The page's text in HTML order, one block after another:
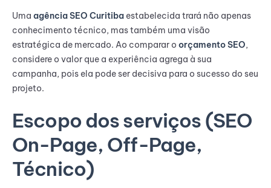
Uma agência SEO Curitiba estabelecida trará não apenas
conhecimento técnico, mas também uma visão
estratégica de mercado. Ao comparar o orçamento SEO,
considere o valor que a experiência agrega à sua
campanha, pois ela pode ser decisiva para o sucesso do seu
projeto.
Escopo dos serviços (SEO
On-Page, Off-Page,
Técnico)